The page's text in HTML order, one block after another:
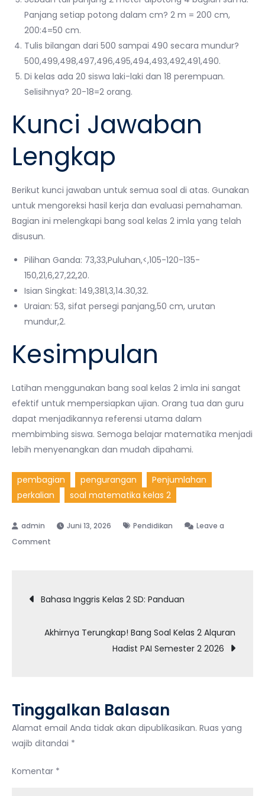
Panjang setiap potong dalam cm? 2 m = 200 cm,
200:4=50 cm.
Tulis bilangan dari 500 sampai 490 secara mundur?
500,499,498,497,496,495,494,493,492,491,490.
Di kelas ada 20 siswa laki-laki dan 18 perempuan.
Selisihnya? 20-18=2 orang.
Kunci Jawaban
Lengkap
Berikut kunci jawaban untuk semua soal di atas. Gunakan
untuk mengoreksi hasil kerja dan evaluasi pemahaman.
Bagian ini melengkapi bang soal kelas 2 imla yang telah
disusun.
Pilihan Ganda: 73,33,Puluhan,<,105-120-135-
150,21,6,27,22,20.
Isian Singkat: 149,381,3,14.30,32.
Uraian: 53, sifat persegi panjang,50 cm, urutan
mundur,2.
Kesimpulan
Latihan menggunakan bang soal kelas 2 imla ini sangat
efektif untuk mempersiapkan ujian. Orang tua dan guru
dapat menjadikannya referensi utama dalam
membimbing siswa. Semoga belajar matematika menjadi
lebih menyenangkan dan mudah dipahami.
pembagian pengurangan
Penjumlahan
perkalian
soal matematika kelas 2
Juni 13, 2026 Pendidikan
Leave a
Comment
Soal
2
Anak
Naik
Kelas
2026
Navigasi
pos
Bahasa Inggris Kelas 2 SD: Panduan
Akhirnya Terungkap! Bang Soal Kelas 2 Alquran
Hadist PAI Semester 2 2026
Tinggalkan Balasan
Alamat email Anda tidak akan dipublikasikan. Ruas yang
wajib ditandai *
Komentar *